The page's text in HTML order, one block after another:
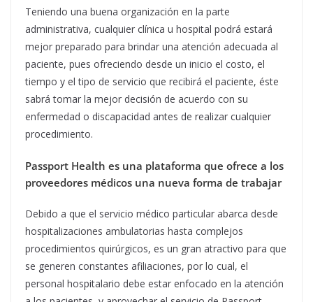
Teniendo una buena organización en la parte
administrativa, cualquier clínica u hospital podrá estará
mejor preparado para brindar una atención adecuada al
paciente, pues ofreciendo desde un inicio el costo, el
tiempo y el tipo de servicio que recibirá el paciente, éste
sabrá tomar la mejor decisión de acuerdo con su
enfermedad o discapacidad antes de realizar cualquier
procedimiento.
Passport Health es una plataforma que ofrece a los
proveedores médicos una nueva forma de trabajar
Debido a que el servicio médico particular abarca desde
hospitalizaciones ambulatorias hasta complejos
procedimientos quirúrgicos, es un gran atractivo para que
se generen constantes afiliaciones, por lo cual, el
personal hospitalario debe estar enfocado en la atención